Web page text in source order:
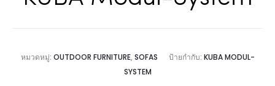
หมวดหมู่: OUTDOOR FURNITURE, SOFAS ป้ายกำกับ: KUBA MODUL-
SYSTEM